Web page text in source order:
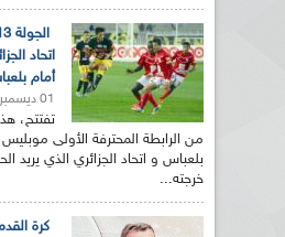
اتحاد
أمام
01 ديسمبر 2016
من الرابطة المحترفة الأولى موبليس
بلعباس و اتحاد الجزائري الذي يريد
خرجته...
كرة